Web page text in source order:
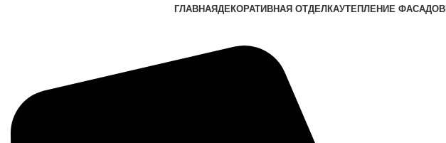
ГЛАВНАЯДЕКОРАТИВНАЯ ОТДЕЛКАУТЕПЛЕНИЕ ФАСАДОВ